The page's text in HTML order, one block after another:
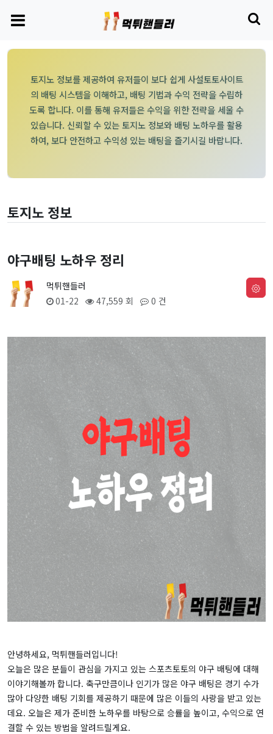
토지노 정보를 제공하여 유저들이 보다 쉽게 사설토토사이트
의 배팅 시스템을 이해하고, 배팅 기법과 수익 전략을 수립하
도록 합니다. 이를 통해 유저들은 수익을 위한 전략을 세울 수
있습니다. 신뢰할 수 있는 토지노 정보와 배팅 노하우를 활용
하여, 보다 안전하고 수익성 있는 배팅을 즐기시길 바랍니다.
토지노 정보
야구배팅 노하우 정리
먹튀핸들러
01-22
47,559 회 0 건
안녕하세요, 먹튀핸들러입니다!
오늘은 많은 분들이 관심을 가지고 있는 스포츠토토의 야구 배팅에 대해
이야기해볼까 합니다. 축구만큼이나 인기가 많은 야구 배팅은 경기 수가
많아 다양한 배팅 기회를 제공하기 때문에 많은 이들의 사랑을 받고 있는
데요. 오늘은 제가 준비한 노하우를 바탕으로 승률을 높이고, 수익으로 연
결할 수 있는 방법을 알려드릴게요.